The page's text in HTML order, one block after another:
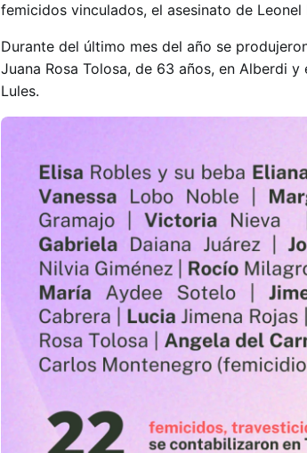
femicidos vinculados, el asesinato de
Durante del último mes del año se
Juana Rosa Tolosa, de 63 años, en Alberdi
Lules.